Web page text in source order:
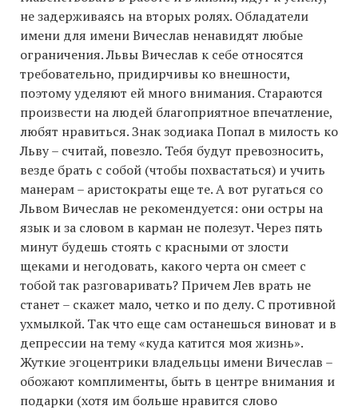
не задерживаясь на вторых ролях. Обладатели
имени для имени Вичеслав ненавидят любые
ограничения. Львы Вичеслав к себе относятся
требовательно, придирчивы ко внешности,
поэтому уделяют ей много внимания. Стараются
произвести на людей благоприятное впечатление,
любят нравиться. Знак зодиака Попал в милость ко
Льву – считай, повезло. Тебя будут превозносить,
везде брать с собой (чтобы похвастаться) и учить
манерам – аристократы еще те. А вот ругаться со
Львом Вичеслав не рекомендуется: они остры на
язык и за словом в карман не полезут. Через пять
минут будешь стоять с красными от злости
щеками и негодовать, какого черта он смеет с
тобой так разговаривать? Причем Лев врать не
станет – скажет мало, четко и по делу. С противной
ухмылкой. Так что еще сам останешься виноват и в
депрессии на тему «куда катится моя жизнь».
Жуткие эгоцентрики владельцы имени Вичеслав –
обожают комплименты, быть в центре внимания и
подарки (хотя им больше нравится слово